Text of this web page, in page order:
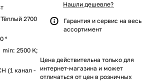
2700
°
min: 2500 K;
(1 канал -
Нашли дешевле?
Гарантия и сервис на весь
ассортимент
Цена действительна только для
интернет-магазина и может
отличаться от цен в розничных